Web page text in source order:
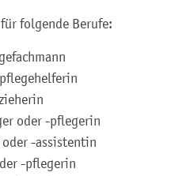
folgende Berufe:
oder -pflegerin
-assistentin
-pflegerin